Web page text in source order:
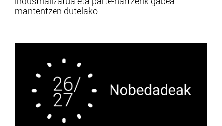
mantentzen dutelako